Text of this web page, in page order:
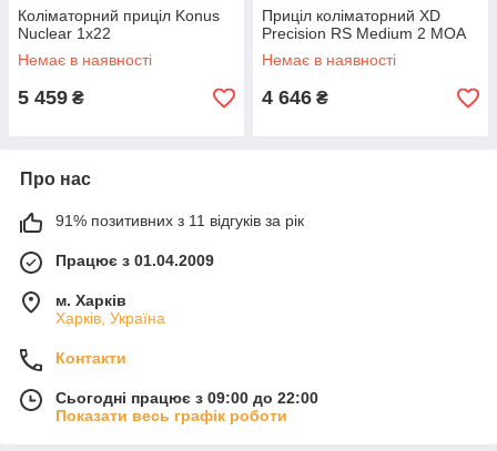
Коліматорний приціл Konus
Nuclear 1х22
Немає в наявності
5 459 ₴
Приціл коліматорний XD
Precision RS Medium 2 MOA
Немає в наявності
4 646 ₴
Про нас
91% позитивних з 11 відгуків за рік
Працює з 01.04.2009
м. Харків
Харків, Україна
Контакти
Сьогодні працює з 09:00 до 22:00
Показати весь графік роботи